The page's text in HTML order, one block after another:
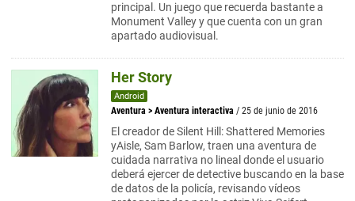
principal. Un juego que recuerda bastante a
Monument Valley y que cuenta con un gran
apartado audiovisual.
Her Story
Android
Aventura > Aventura interactiva / 25 de junio de 2016
El creador de Silent Hill: Shattered Memories
yAisle, Sam Barlow, traen una aventura de
cuidada narrativa no lineal donde el usuario
deberá ejercer de detective buscando en la base
de datos de la policía, revisando vídeos